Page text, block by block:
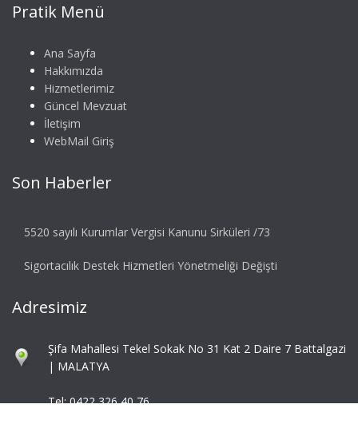
Pratik Menü
Ana Sayfa
Hakkımızda
Hizmetlerimiz
Güncel Mevzuat
İletişim
WebMail Giriş
Son Haberler
5520 sayılı Kurumlar Vergisi Kanunu Sirküleri /73
Sigortacılık Destek Hizmetleri Yönetmeliği Değişti
Adresimiz
Şifa Mahallesi Tekel Sokak No 31 Kat 2 Daire 7 Battalgazi
| MALATYA
Tel: 0422 326 40 76